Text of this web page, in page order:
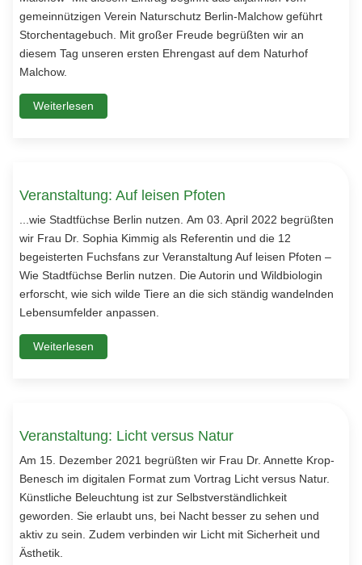
gemeinnützigen Verein Naturschutz Berlin-Malchow geführt
Storchentagebuch. Mit großer Freude begrüßten wir an
diesem Tag unseren ersten Ehrengast auf dem Naturhof
Malchow.
Weiterlesen
Veranstaltung: Auf leisen Pfoten
...wie Stadtfüchse Berlin nutzen. Am 03. April 2022 begrüßten
wir Frau Dr. Sophia Kimmig als Referentin und die 12
begeisterten Fuchsfans zur Veranstaltung Auf leisen Pfoten –
Wie Stadtfüchse Berlin nutzen. Die Autorin und Wildbiologin
erforscht, wie sich wilde Tiere an die sich ständig wandelnden
Lebensumfelder anpassen.
Weiterlesen
Veranstaltung: Licht versus Natur
Am 15. Dezember 2021 begrüßten wir Frau Dr. Annette Krop-
Benesch im digitalen Format zum Vortrag Licht versus Natur.
Künstliche Beleuchtung ist zur Selbstverständlichkeit
geworden. Sie erlaubt uns, bei Nacht besser zu sehen und
aktiv zu sein. Zudem verbinden wir Licht mit Sicherheit und
Ästhetik.